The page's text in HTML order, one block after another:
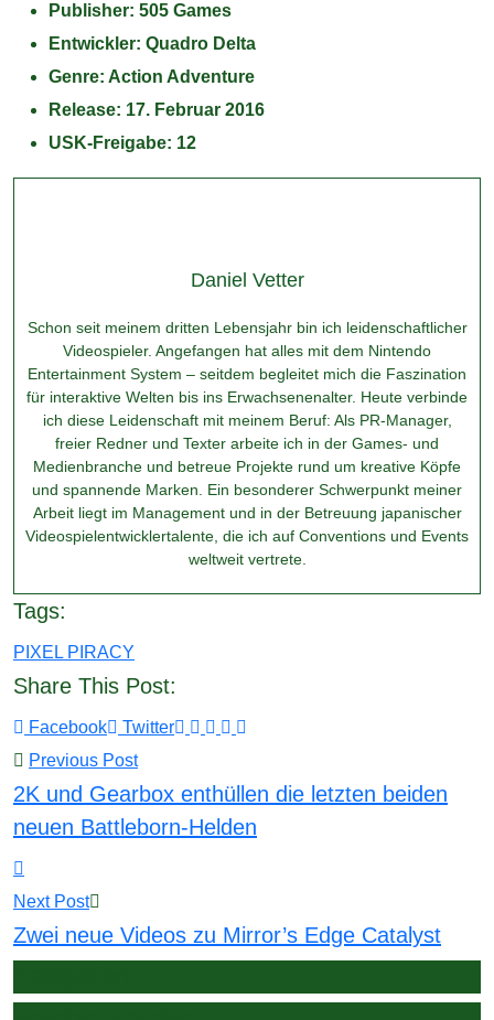
Publisher: 505 Games
Entwickler: Quadro Delta
Genre: Action Adventure
Release: 17. Februar 2016
USK-Freigabe: 12
Daniel Vetter
Schon seit meinem dritten Lebensjahr bin ich leidenschaftlicher
Videospieler. Angefangen hat alles mit dem Nintendo
Entertainment System – seitdem begleitet mich die Faszination
für interaktive Welten bis ins Erwachsenenalter. Heute verbinde
ich diese Leidenschaft mit meinem Beruf: Als PR-Manager,
freier Redner und Texter arbeite ich in der Games- und
Medienbranche und betreue Projekte rund um kreative Köpfe
und spannende Marken. Ein besonderer Schwerpunkt meiner
Arbeit liegt im Management und in der Betreuung japanischer
Videospielentwicklertalente, die ich auf Conventions und Events
weltweit vertrete.
Tags:
PIXEL PIRACY
Share This Post:
Facebook Twitter Youtube
LinkedIn
Whatsapp
Tumblr
Previous Post
2K und Gearbox enthüllen die letzten beiden
neuen Battleborn-Helden
Next Post
Zwei neue Videos zu Mirror’s Edge Catalyst